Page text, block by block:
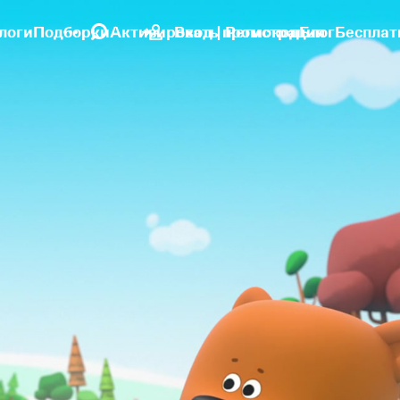
ПодборкиАктивировать промокодБлог
Вход | Регистрация